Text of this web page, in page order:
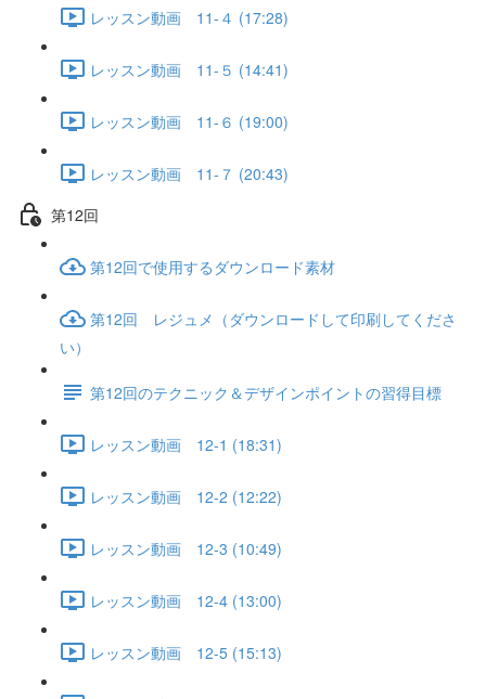
レッスン動画 11-４ (17:28)
レッスン動画 11-５ (14:41)
レッスン動画 11-６ (19:00)
レッスン動画 11-７ (20:43)
第12回
第12回で使用するダウンロード素材
第12回 レジュメ（ダウンロードして印刷してくださ
い）
第12回のテクニック＆デザインポイントの習得目標
レッスン動画 12-1 (18:31)
レッスン動画 12-2 (12:22)
レッスン動画 12-3 (10:49)
レッスン動画 12-4 (13:00)
レッスン動画 12-5 (15:13)